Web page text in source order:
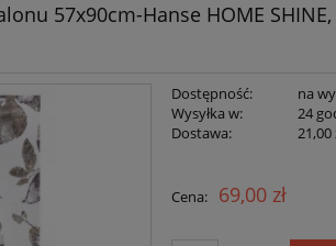
57x90cm-Hanse HOME
Dostępność:
na
Wysyłka w:
24
Dostawa:
21,00
płatności
Cena: 69,00 zł